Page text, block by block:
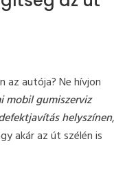
autója? Ne hívjon
mobil gumiszerviz
helyszínen,
akár az út szélén is